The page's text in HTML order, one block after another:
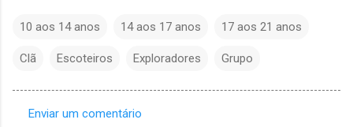
10 aos 14 anos 14 aos 17 anos 17 aos 21 anos
Clã Escoteiros Exploradores Grupo
Enviar um comentário